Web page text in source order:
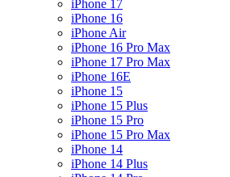
iPhone 17
iPhone 16
iPhone Air
iPhone 16 Pro Max
iPhone 17 Pro Max
iPhone 16E
iPhone 15
iPhone 15 Plus
iPhone 15 Pro
iPhone 15 Pro Max
iPhone 14
iPhone 14 Plus